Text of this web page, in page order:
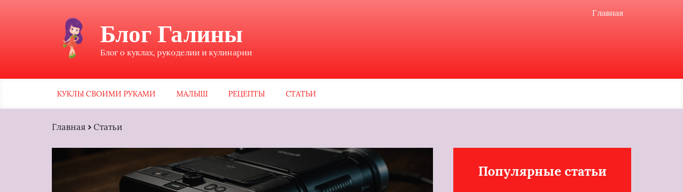
Главная
Блог Галины
Блог о куклах, рукоделии и кулинарии
КУКЛЫ СВОИМИ РУКАМИ МАЛЫШ РЕЦЕПТЫ СТАТЬИ
Главная Статьи
Популярные статьи